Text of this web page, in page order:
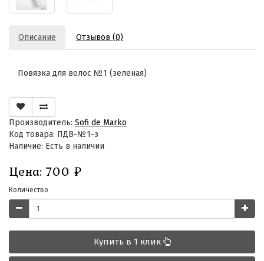
Описание Отзывов (0)
Повязка для волос №1 (зеленая)
Производитель: Sofi de Marko
Код товара: ПДВ-№1-з
Наличие: Есть в наличии
Цена: 700 ₽
Количество
Купить в 1 клик